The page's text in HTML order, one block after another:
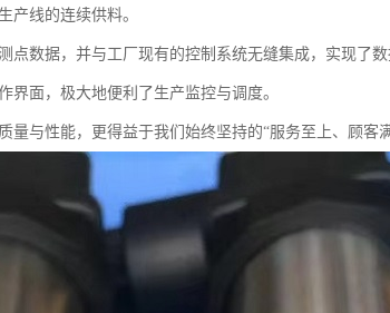
产线的连续供料。
点数据，并与工厂现有的控制系统无缝集成，实现了
界面，极大地便利了生产监控与调度。
与性能，更得益于我们始终坚持的“服务至上、顾客